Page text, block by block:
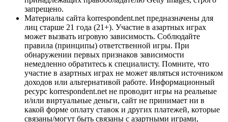
запрещено.
Материалы сайта korrespondent.net предназначены для
лиц старше 21 года (21+). Участие в азартных играх
может вызвать игровую зависимость. Соблюдайте
правила (принципы) ответственной игры. При
обнаружении первых признаков зависимости
немедленно обратитесь к специалисту. Помните, что
участие в азартных играх не может являться источником
доходов или альтернативой работе. Информационный
ресурс korrespondent.net не проводит игры на реальные
и/или виртуальные деньги, сайт не принимает ни в
какой форме оплату ставок и других платежей, которые
связаны/могут быть связаны с азартными играми,